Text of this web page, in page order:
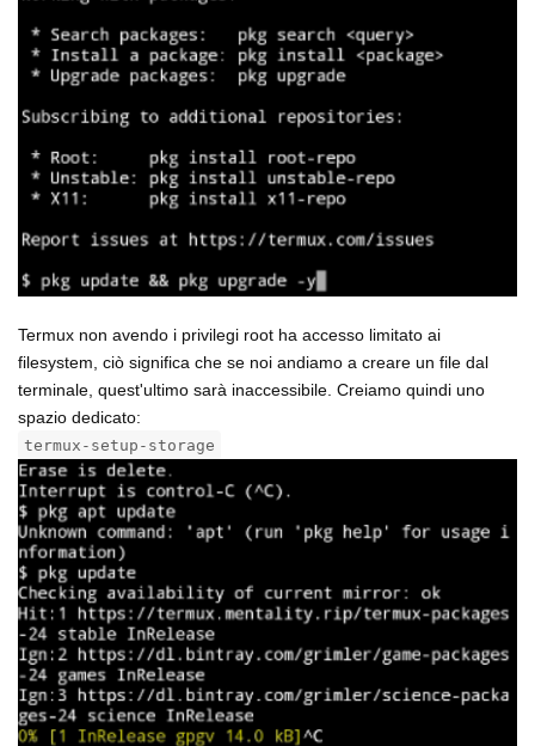
Termux non avendo i privilegi root ha accesso limitato ai
filesystem, ciò significa che se noi andiamo a creare un file dal
terminale, quest'ultimo sarà inaccessibile. Creiamo quindi uno
spazio dedicato:
termux-setup-storage